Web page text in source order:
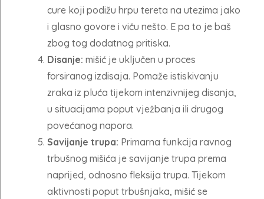
cure koji podižu hrpu tereta na utezima jako
i glasno govore i viču nešto. E pa to je baš
zbog tog dodatnog pritiska.
Disanje: mišić je uključen u proces
forsiranog izdisaja. Pomaže istiskivanju
zraka iz pluća tijekom intenzivnijeg disanja,
u situacijama poput vježbanja ili drugog
povećanog napora.
Savijanje trupa: Primarna funkcija ravnog
trbušnog mišića je savijanje trupa prema
naprijed, odnosno fleksija trupa. Tijekom
aktivnosti poput trbušnjaka, mišić se